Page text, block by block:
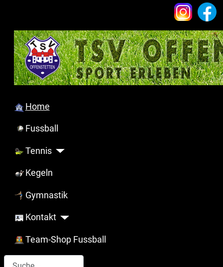
Home
Fussball
Tennis
Kegeln
Gymnastik
Kontakt
Team-Shop Fussball
Suchen